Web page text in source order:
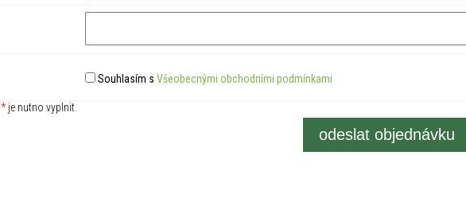
Souhlasím s Všeobecnými obchodními podmínkami
*je nutno vyplnit.
odeslat objednávku